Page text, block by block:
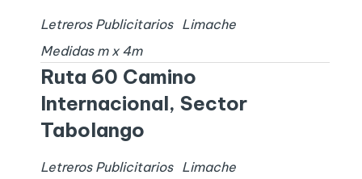
Letreros Publicitarios
Limache
Medidas m x 4m
Ruta 60 Camino
Internacional, Sector
Tabolango
Letreros Publicitarios
Limache